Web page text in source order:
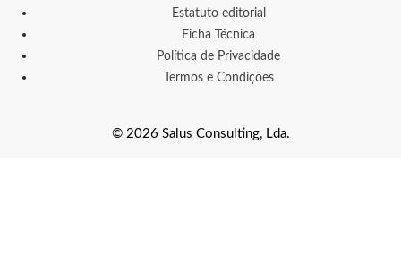
Estatuto editorial
Ficha Técnica
Política de Privacidade
Termos e Condições
© 2026 Salus Consulting, Lda.